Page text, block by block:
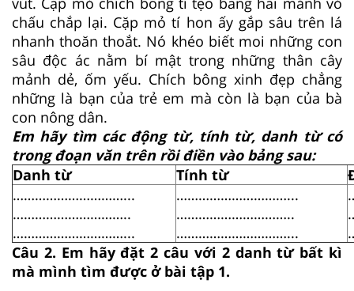
chấu chắp lại. Cặp mỏ tí hon ấy gắp sâu trên lá
nhanh thoăn thoắt. Nó khéo biết moi những con
sâu độc ác nằm bí mật trong những thân cây
mảnh dẻ, ốm yếu. Chích bông xinh đẹp chẳng
những là bạn của trẻ em mà còn là bạn của bà
con nông dân.
Em hãy tìm các động từ, tính từ, danh từ có
trong đoạn văn trên rồi điền vào bảng sau:
Danh từ
Tính từ
…………………………...
…………………………..
…………………………...
…………………………...
…………………………..
…………………………...
Câu 2. Em hãy đặt 2 câu với 2 danh từ bất kì
mà mình tìm được ở bài tập 1.